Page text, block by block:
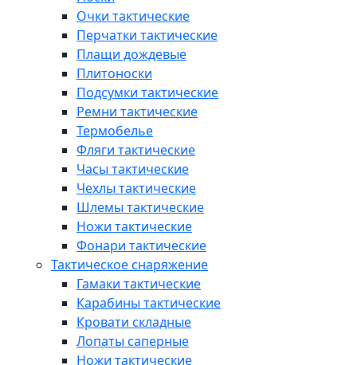
Очки тактические
Перчатки тактические
Плащи дождевые
Плитоноски
Подсумки тактические
Ремни тактические
Термобелье
Фляги тактические
Часы тактические
Чехлы тактические
Шлемы тактические
Ножи тактические
Фонари тактические
Тактическое снаряжение
Гамаки тактические
Карабины тактические
Кровати складные
Лопаты саперные
Ножи тактические